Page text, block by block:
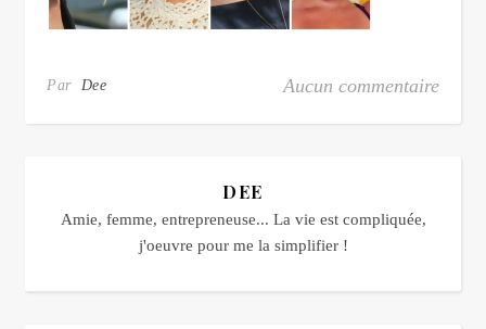
Par Dee Aucun commentaire
DEE
Amie, femme, entrepreneuse... La vie est compliquée,
j'oeuvre pour me la simplifier !